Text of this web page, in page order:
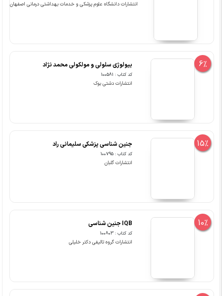
انتشارات دانشگاه علوم پزشکی و خدمات بهداشتی درمانی اصفهان
6% بیولوژی سلولی و مولکولی محمد نژاد
کد کتاب : 100581
انتشارات دشتی بوک
15% جنین شناسی پزشکی سلیمانی راد
کد کتاب : 100795
انتشارات گلبان
10% IQB جنین شناسی
کد کتاب : 100803
انتشارات گروه تالیفی دکتر خلیلی